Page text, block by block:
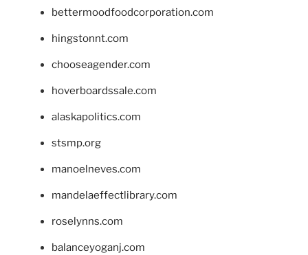
bettermoodfoodcorporation.com
hingstonnt.com
chooseagender.com
hoverboardssale.com
alaskapolitics.com
stsmp.org
manoelneves.com
mandelaeffectlibrary.com
roselynns.com
balanceyoganj.com